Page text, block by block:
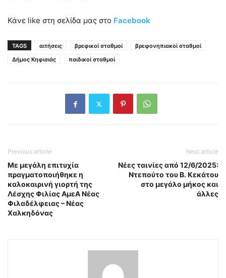
Κάνε like στη σελίδα μας στο Facebook
TAGS αιτήσεις βρεφικοί σταθμοί
βρεφονηπιακοί σταθμοί
Δήμος Κηφισιάς
παιδικοί σταθμοί
Previous article
Με μεγάλη επιτυχία
πραγματοποιήθηκε η
καλοκαιρινή γιορτή της
Λέσχης Φιλίας ΑμεΑ Νέας
Φιλαδέλφειας – Νέας
Χαλκηδόνας
Next article
Νέες ταινίες από 12/6/2025:
Ντεπούτο του Β. Κεκάτου
στο μεγάλο μήκος και
άλλες